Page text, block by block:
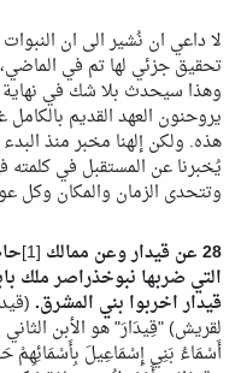
لا داعي ان نُشير الى ان
تحقيق جزئي لها تم في الماضي،
وهذا سيحدث بلا شك في نهاية
يروحنون العهد القديم
هذه. ولكن إلهنا مخبر منذ
يُخبرنا عن المستقبل في كلمته
وتتحدى الزمان والمكان وكل
28 عن قيدار وعن ممالك
[1]
التي ضربها نبوخذراصر ملك
قيدار اخربوا بني المشرق.
لقريش)"قِيدَارَ" هو الأبن
أَسْمَاءُ بَنِي إِسْمَاعِيلَ بِأَسْمَائِهِمْ